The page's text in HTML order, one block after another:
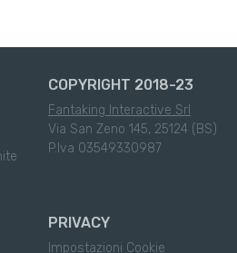
COPYRIGHT 2018-23
Fantaking Interactive Srl
Via San Zeno 145, 25124 (BS)
P.Iva 03549330987
PRIVACY
Impostazioni Cookie